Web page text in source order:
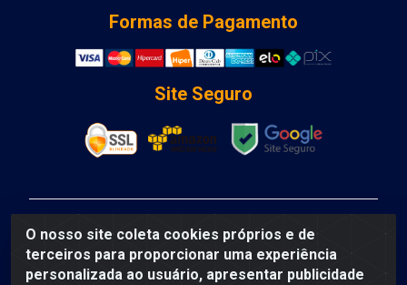
O nosso site coleta cookies próprios e de
terceiros para proporcionar uma experiência
personalizada ao usuário, apresentar publicidade
Formas de Pagamento
Site Seguro
DCA DISTRIBUIDORA DE COSMETICOS LTDA - AV
DEPUTADO LUIS EDUARDO MAGALHAES, Humildes,
Feira de Santana/BA - CEP 44135-000 - CNPJ: